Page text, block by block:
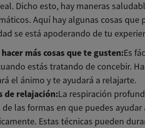
Dicho esto, hay maneras
Aquí hay algunas cosas que
se está apoderando de tu
más cosas que te gusten:Es
estás tratando de concebir.
el ánimo y te ayudará a relajarte.
de relajación:La respiración
las formas en que puedes ayudar
Estas técnicas pueden